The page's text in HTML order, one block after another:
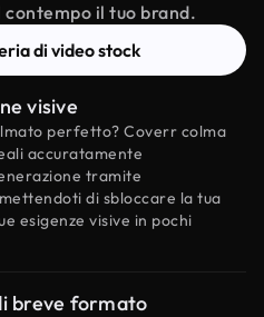
il tuo brand.
di video stock
visive
perfetto? Coverr colma
accuratamente
tramite
di sbloccare la tua
esigenze visive in pochi
breve formato